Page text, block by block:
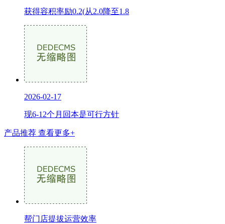
获得容积率励0.2(从2.0降至1.8
2026-02-17
现6-12个月回本是可行方针
产品推荐 查看更多+
帮门店提拔运营效率